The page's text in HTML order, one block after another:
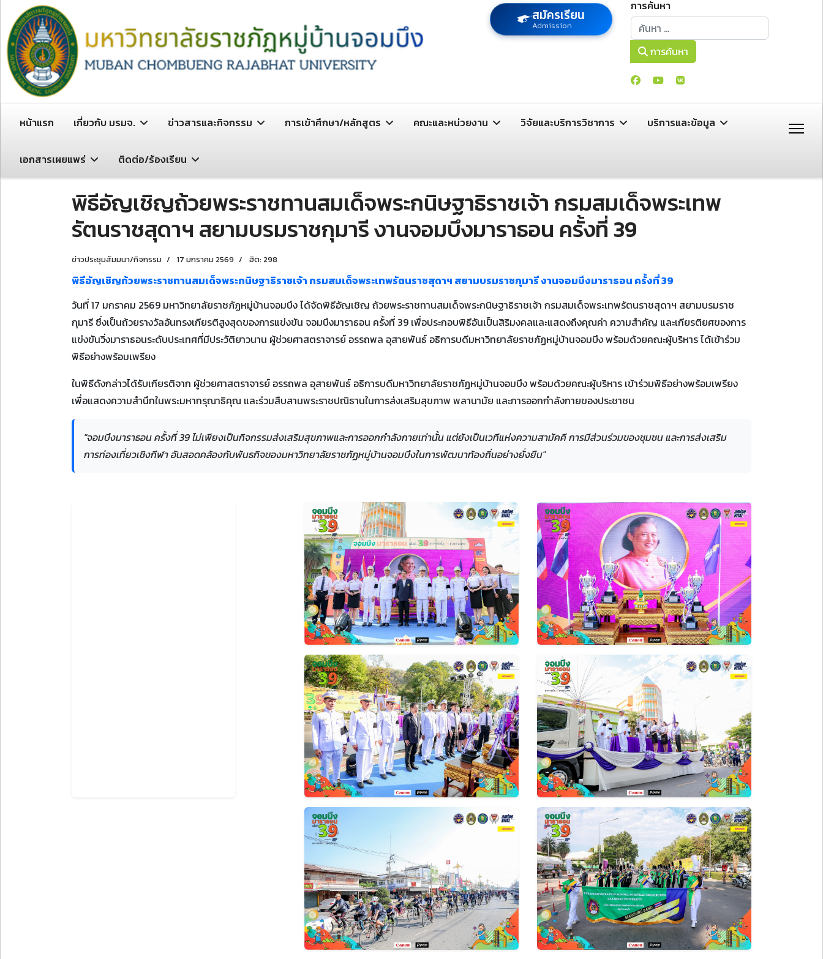
สมัครเรียน
Admission
การค้นหา
การค้นหา
การค้นหา
หน้าแรก เกี่ยวกับ มรมจ. ข่าวสารและกิจกรรม การเข้าศึกษา/หลักสูตร คณะและหน่วยงาน วิจัยและบริการวิชาการ บริการและข้อมูล
เอกสารเผยแพร่ ติดต่อ/ร้องเรียน
พิธีอัญเชิญถ้วยพระราชทานสมเด็จพระกนิษฐาธิราชเจ้า กรมสมเด็จพระเทพ
รัตนราชสุดาฯ สยามบรมราชกุมารี งานจอมบึงมาราธอน ครั้งที่ 39
ข่าวประชุมสัมมนา/กิจกรรม 17 มกราคม 2569 ฮิต: 298
พิธีอัญเชิญถ้วยพระราชทานสมเด็จพระกนิษฐาธิราชเจ้า กรมสมเด็จพระเทพรัตนราชสุดาฯ สยามบรมราชกุมารี งานจอมบึงมาราธอน ครั้งที่ 39
วันที่ 17 มกราคม 2569 มหาวิทยาลัยราชภัฏหมู่บ้านจอมบึง ได้จัดพิธีอัญเชิญ ถ้วยพระราชทานสมเด็จพระกนิษฐาธิราชเจ้า กรมสมเด็จพระเทพรัตนราชสุดาฯ สยามบรมราช
กุมารี ซึ่งเป็นถ้วยรางวัลอันทรงเกียรติสูงสุดของการแข่งขัน จอมบึงมาราธอน ครั้งที่ 39 เพื่อประกอบพิธีอันเป็นสิริมงคลและแสดงถึงคุณค่า ความสำคัญ และเกียรติยศของการ
แข่งขันวิ่งมาราธอนระดับประเทศที่มีประวัติยาวนาน ผู้ช่วยศาสตราจารย์ อรรถพล อุสายพันธ์ อธิการบดีมหาวิทยาลัยราชภัฏหมู่บ้านจอมบึง พร้อมด้วยคณะผู้บริหาร ได้เข้าร่วม
พิธีอย่างพร้อมเพรียง
ในพิธีดังกล่าวได้รับเกียรติจาก ผู้ช่วยศาสตราจารย์ อรรถพล อุสายพันธ์ อธิการบดีมหาวิทยาลัยราชภัฏหมู่บ้านจอมบึง พร้อมด้วยคณะผู้บริหาร เข้าร่วมพิธีอย่างพร้อมเพรียง
เพื่อแสดงความสำนึกในพระมหากรุณาธิคุณ และร่วมสืบสานพระราชปณิธานในการส่งเสริมสุขภาพ พลานามัย และการออกกำลังกายของประชาชน
"จอมบึงมาราธอน ครั้งที่ 39 ไม่เพียงเป็นกิจกรรมส่งเสริมสุขภาพและการออกกำลังกายเท่านั้น แต่ยังเป็นเวทีแห่งความสามัคคี การมีส่วนร่วมของชุมชน และการส่งเสริม
การท่องเที่ยวเชิงกีฬา อันสอดคล้องกับพันธกิจของมหาวิทยาลัยราชภัฏหมู่บ้านจอมบึงในการพัฒนาท้องถิ่นอย่างยั่งยืน"